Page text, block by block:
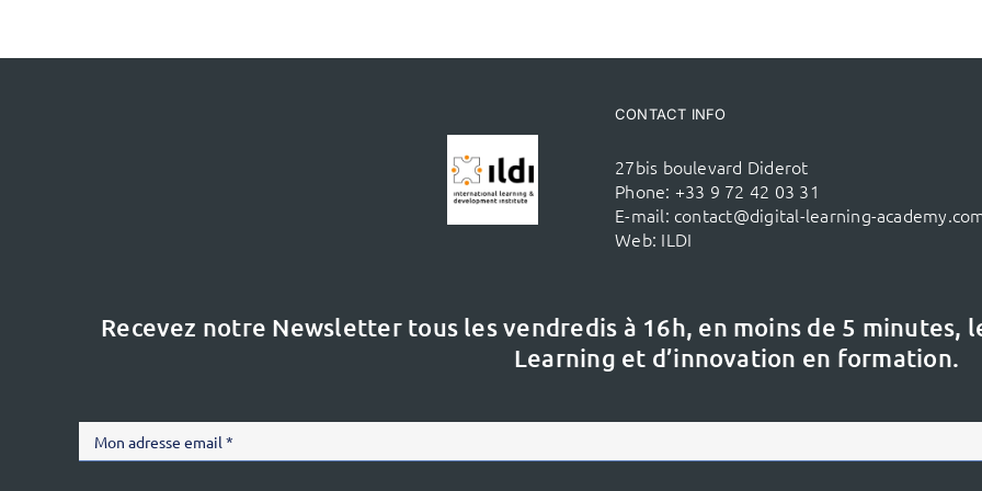
CONTACT INFO
27bis boulevard Diderot
Phone: +33 9 72 42 03 31
E-mail: contact@digital-learning-
Web: ILDI
Recevez notre Newsletter tous les vendredis à 16h, en moins de 5 minutes,
Learning et d’innovation en formation.